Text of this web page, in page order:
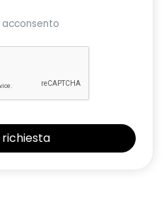
compatibile con Android
acconsento